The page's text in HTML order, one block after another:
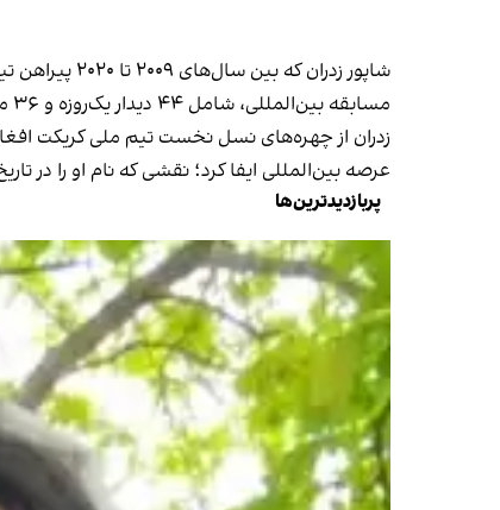
مسابقه بین‌المللی، شامل ۴۴ دیدار یک‌روزه و ۳۶ مسابقه بیست‌آوره، برای افغانستان به میدان رفت و در سه دوره جام جهانی بیست‌آوره نیز حضور داشت.
زدران از چهره‌های نسل نخست تیم ملی کریکت
عرصه بین‌المللی ایفا کرد؛ نقشی که نام او را در
پربازدیدترین‌ها